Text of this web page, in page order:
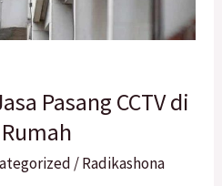
Pasang CCTV di
/Radikashona